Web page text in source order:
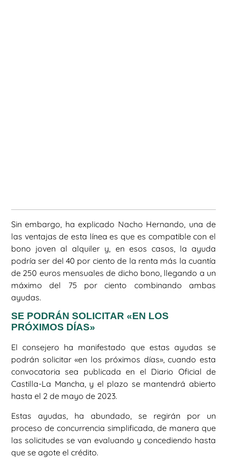
Sin embargo, ha explicado Nacho Hernando, una de
las ventajas de esta línea es que es compatible con el
bono joven al alquiler y, en esos casos, la ayuda
podría ser del 40 por ciento de la renta más la cuantía
de 250 euros mensuales de dicho bono, llegando a un
máximo del 75 por ciento combinando ambas
ayudas.
SE PODRÁN SOLICITAR «EN LOS
PRÓXIMOS DÍAS»
El consejero ha manifestado que estas ayudas se
podrán solicitar «en los próximos días», cuando esta
convocatoria sea publicada en el Diario Oficial de
Castilla-La Mancha, y el plazo se mantendrá abierto
hasta el 2 de mayo de 2023.
Estas ayudas, ha abundado, se regirán por un
proceso de concurrencia simplificada, de manera que
las solicitudes se van evaluando y concediendo hasta
que se agote el crédito.